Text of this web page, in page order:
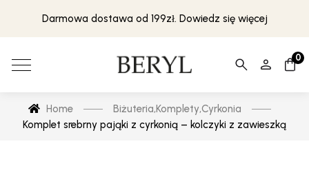
Darmowa dostawa od 199zł. Dowiedz się więcej
0
Home Biżuteria,Komplety,Cyrkonia
Komplet srebrny pająki z cyrkonią – kolczyki z zawieszką